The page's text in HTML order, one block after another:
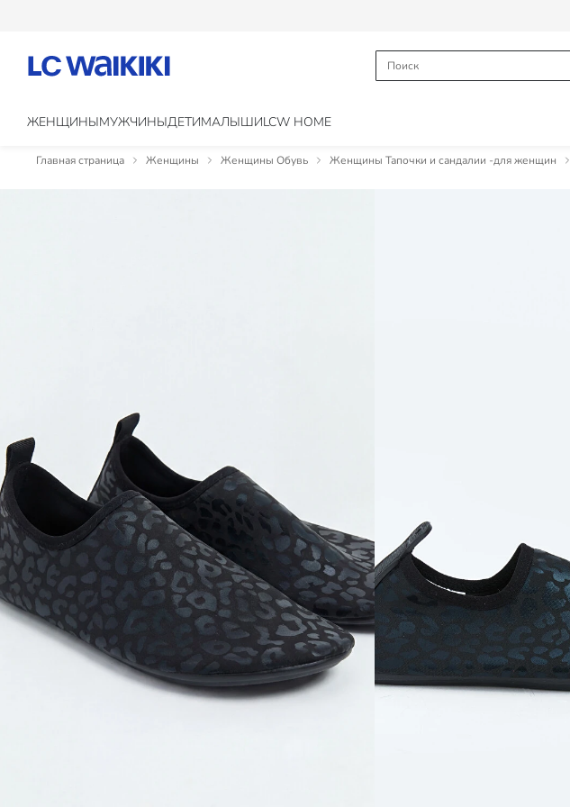
ЖЕНЩИНЫМУЖЧИНЫДЕТИМАЛЫШИLCW HOME
Главная страница Женщины Женщины Обувь Женщины Тапочки и сандалии -для женщин